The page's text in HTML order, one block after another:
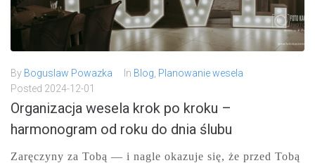
By Boguslaw Powazka In Blog Planowanie wesela
Posted 2024-12-01
Organizacja wesela krok po kroku –
harmonogram od roku do dnia ślubu
Zaręczyny za Tobą — i nagle okazuje się, że przed Tobą